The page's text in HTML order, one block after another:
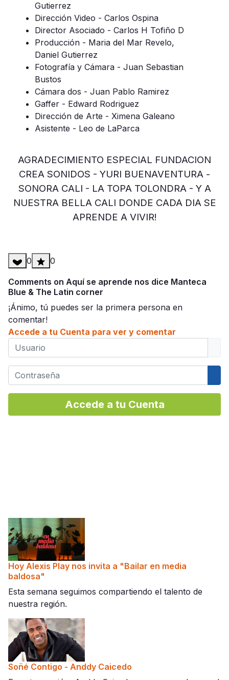
Gutierrez
Dirección Video - Carlos Ospina
Director Asociado - Carlos H Tofiño D
Producción - Maria del Mar Revelo,
Daniel Gutierrez
Fotografía y Cámara - Juan Sebastian
Bustos
Cámara dos - Juan Pablo Ramirez
Gaffer - Edward Rodriguez
Dirección de Arte - Ximena Galeano
Asistente - Leo de LaParca
AGRADECIMIENTO ESPECIAL FUNDACION
CREA SONIDOS - YURI BUENAVENTURA -
SONORA CALI - LA TOPA TOLONDRA - Y A
NUESTRA BELLA CALI DONDE CADA DIA SE
APRENDE A VIVIR!
0 0
Comments on Aquí se aprende nos dice Manteca
Blue & The Latin corner
¡Ánimo, tú puedes ser la primera persona en
comentar!
Accede a tu Cuenta para ver y comentar
Usuario
Contraseña
Accede a tu Cuenta
Hoy Alexis Play nos invita a "Bailar en media
baldosa"
Esta semana seguimos compartiendo el talento de
nuestra región.
Soñé Contigo - Anddy Caicedo